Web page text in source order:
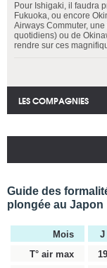
Pour Ishigaki, il faudra
Fukuoka, ou encore
Airways Commuter,
quotidiens) ou de
rendre sur ces
LES COMPAGNIES
Guide des
plongée au Japon
Mois J
T° air max
19